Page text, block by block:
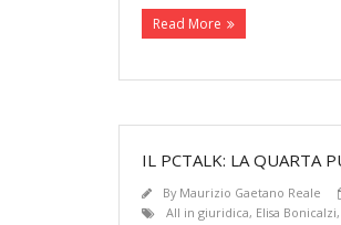
Read More
IL PCTALK: LA QUARTA
By Maurizio Gaetano Reale
All in giuridica, Elisa Bonicalzi,